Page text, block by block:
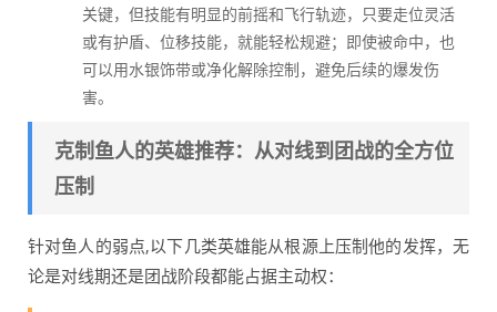
关键，但技能有明显的前摇和飞行轨迹，只要走位灵活
或有护盾、位移技能，就能轻松规避；即使被命中，也
可以用水银饰带或净化解除控制，避免后续的爆发伤
害。
克制鱼人的英雄推荐：从对线到团战的全方位
压制
针对鱼人的弱点,以下几类英雄能从根源上压制他的发挥，无
论是对线期还是团战阶段都能占据主动权：